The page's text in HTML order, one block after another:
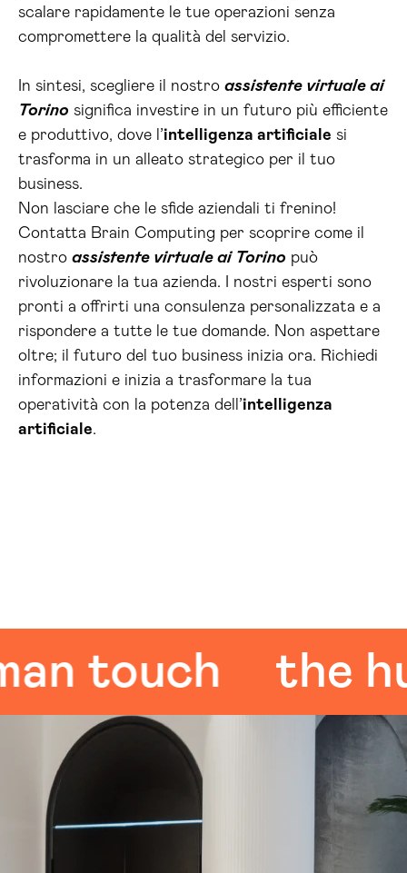
scalare rapidamente le tue operazioni senza
compromettere la qualità del servizio.
In sintesi, scegliere il nostro assistente virtuale ai
Torino significa investire in un futuro più efficiente
e produttivo, dove l’intelligenza artificiale si
trasforma in un alleato strategico per il tuo
business.
Non lasciare che le sfide aziendali ti frenino!
Contatta Brain Computing per scoprire come il
nostro assistente virtuale ai Torino può
rivoluzionare la tua azienda. I nostri esperti sono
pronti a offrirti una consulenza personalizzata e a
rispondere a tutte le tue domande. Non aspettare
oltre; il futuro del tuo business inizia ora. Richiedi
informazioni e inizia a trasformare la tua
operatività con la potenza dell’intelligenza
artificiale.
the